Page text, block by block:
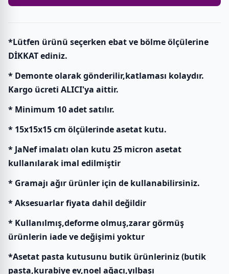
*Lütfen ürünü seçerken ebat ve bölme ölçülerine
DİKKAT ediniz.
* Demonte olarak gönderilir,katlaması kolaydır.
Kargo ücreti ALICI'ya aittir.
* Minimum 10 adet satılır.
* 15x15x15 cm ölçülerinde asetat kutu.
* JaNef imalatı olan kutu 25 micron asetat
kullanılarak imal edilmiştir
* Gramajı ağır ürünler için de kullanabilirsiniz.
* Aksesuarlar fiyata dahil değildir
* Kullanılmış,deforme olmuş,zarar görmüş
ürünlerin iade ve değişimi yoktur
*Asetat pasta kutusunu butik ürünleriniz (butik
pasta,kurabiye ev,noel ağacı,yılbaşı